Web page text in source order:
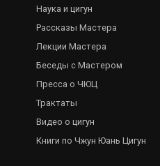
Наука и цигун
Рассказы Мастера
Лекции Мастера
Беседы с Мастером
Пресса о ЧЮЦ
Трактаты
Видео о цигун
Книги по Чжун Юань Цигун